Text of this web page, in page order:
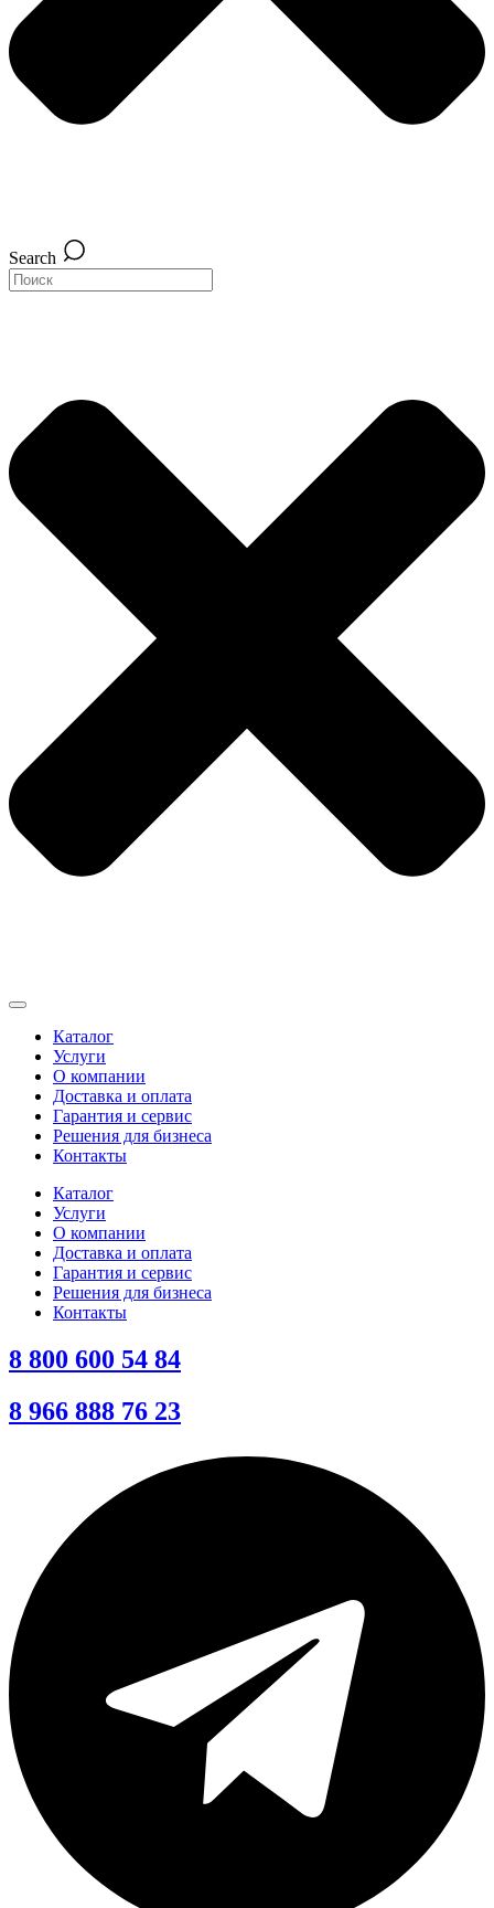
Search
Каталог
Услуги
О компании
Доставка и оплата
Гарантия и сервис
Решения для бизнеса
Контакты
Каталог
Услуги
О компании
Доставка и оплата
Гарантия и сервис
Решения для бизнеса
Контакты
8 800 600 54 84
8 966 888 76 23